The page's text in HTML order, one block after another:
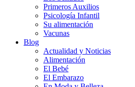
Primeros Auxilios
Psicología Infantil
Su alimentación
Vacunas
Blog
Actualidad y Noticias
Alimentación
El Bebé
El Embarazo